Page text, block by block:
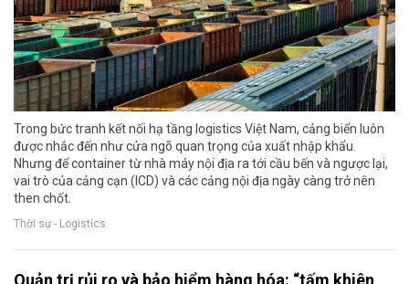
Trong bức tranh kết nối hạ tầng logistics Việt Nam, cảng biển luôn
được nhắc đến như cửa ngõ quan trọng của xuất nhập khẩu.
Nhưng để container từ nhà máy nội địa ra tới cầu bến và ngược lại,
vai trò của cảng cạn (ICD) và các cảng nội địa ngày càng trở nên
then chốt.
Thời sự - Logistics